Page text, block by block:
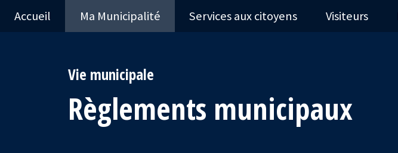
Accueil Ma Municipalité Services aux citoyens Visiteurs
Vie municipale
Règlements municipaux